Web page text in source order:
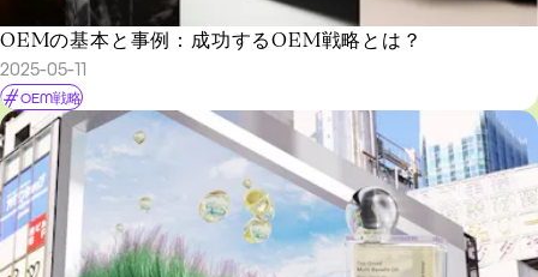
OEMの基本と事例：成功するOEM戦略とは？
2025-05-11
OEM戦略